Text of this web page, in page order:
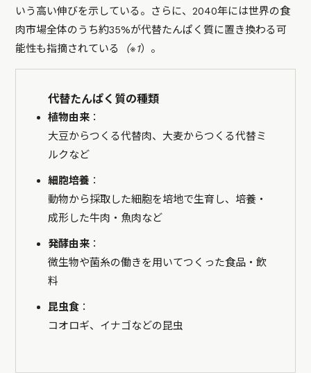
いう高い伸びを示している。さらに、2040年には世界の食
肉市場全体のうち約35%が代替たんぱく質に置き換わる可
能性も指摘されている
（※1）。
代替たんぱく質の種類
植物由来 ：
大豆からつくる代替肉、大麦からつくる代替ミ
ルクなど
細胞培養 ：
動物から採取した細胞を培地で生育し、培養・
成形した牛肉・魚肉など
発酵由来 ：
微生物や菌糸の働きを用いてつくった食品・飲
料
昆虫食 ：
コオロギ、イナゴなどの昆虫